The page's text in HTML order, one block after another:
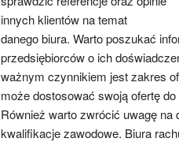
innych klientów na temat
danego biura. Warto poszukać
przedsiębiorców o ich
ważnym czynnikiem jest zakres
może dostosować swoją ofertę
Również warto zwrócić uwagę na
kwalifikacje zawodowe. Biura